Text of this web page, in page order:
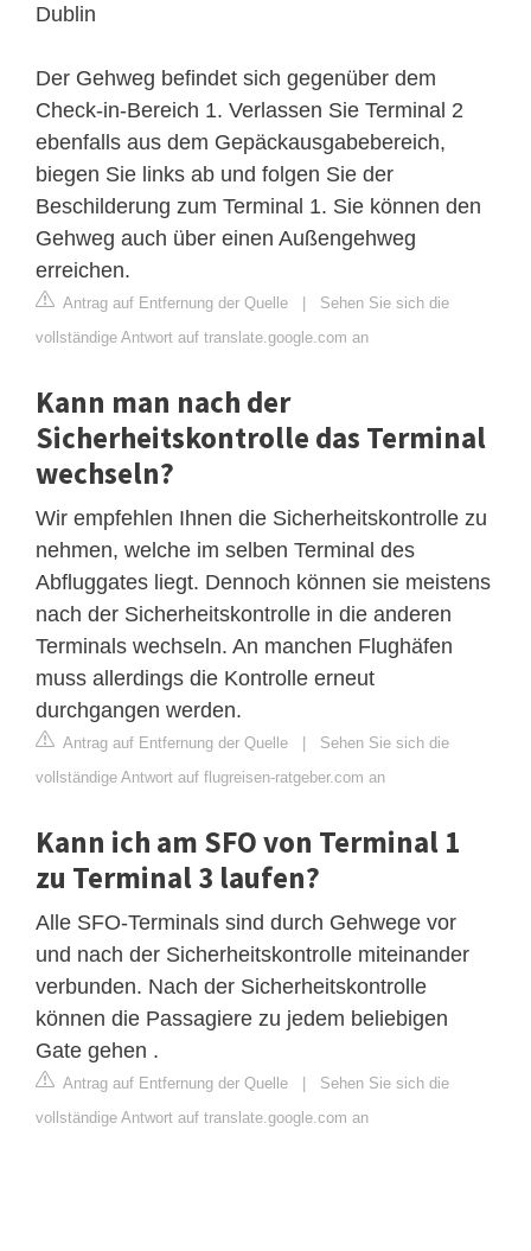
Dublin
Der Gehweg befindet sich gegenüber dem
Check-in-Bereich 1. Verlassen Sie Terminal 2
ebenfalls aus dem Gepäckausgabebereich,
biegen Sie links ab und folgen Sie der
Beschilderung zum Terminal 1. Sie können den
Gehweg auch über einen Außengehweg
erreichen.
Antrag auf Entfernung der Quelle | Sehen Sie sich die
vollständige Antwort auf translate.google.com an
Kann man nach der
Sicherheitskontrolle das Terminal
wechseln?
Wir empfehlen Ihnen die Sicherheitskontrolle zu
nehmen, welche im selben Terminal des
Abfluggates liegt. Dennoch können sie meistens
nach der Sicherheitskontrolle in die anderen
Terminals wechseln. An manchen Flughäfen
muss allerdings die Kontrolle erneut
durchgangen werden.
Antrag auf Entfernung der Quelle | Sehen Sie sich die
vollständige Antwort auf flugreisen-ratgeber.com an
Kann ich am SFO von Terminal 1
zu Terminal 3 laufen?
Alle SFO-Terminals sind durch Gehwege vor
und nach der Sicherheitskontrolle miteinander
verbunden. Nach der Sicherheitskontrolle
können die Passagiere zu jedem beliebigen
Gate gehen .
Antrag auf Entfernung der Quelle | Sehen Sie sich die
vollständige Antwort auf translate.google.com an